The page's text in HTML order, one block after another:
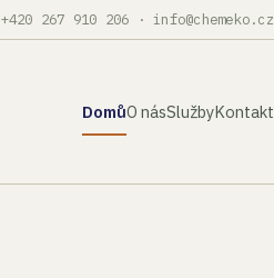
+420 267 910 206 · info@chemeko.cz
DomůO násSlužbyKontakt